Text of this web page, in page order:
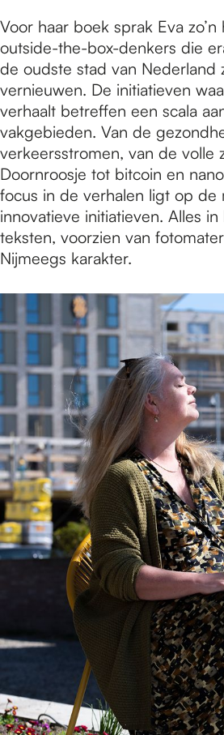
Voor haar boek sprak Eva
outside-the-box-denkers die
de oudste stad van Nederland
vernieuwen. De initiatieven
verhaalt betreffen een scala
vakgebieden. Van de
verkeersstromen, van de volle
Doornroosje tot bitcoin en
focus in de verhalen ligt op de
innovatieve initiatieven. Alles
teksten, voorzien van
Nijmeegs karakter.